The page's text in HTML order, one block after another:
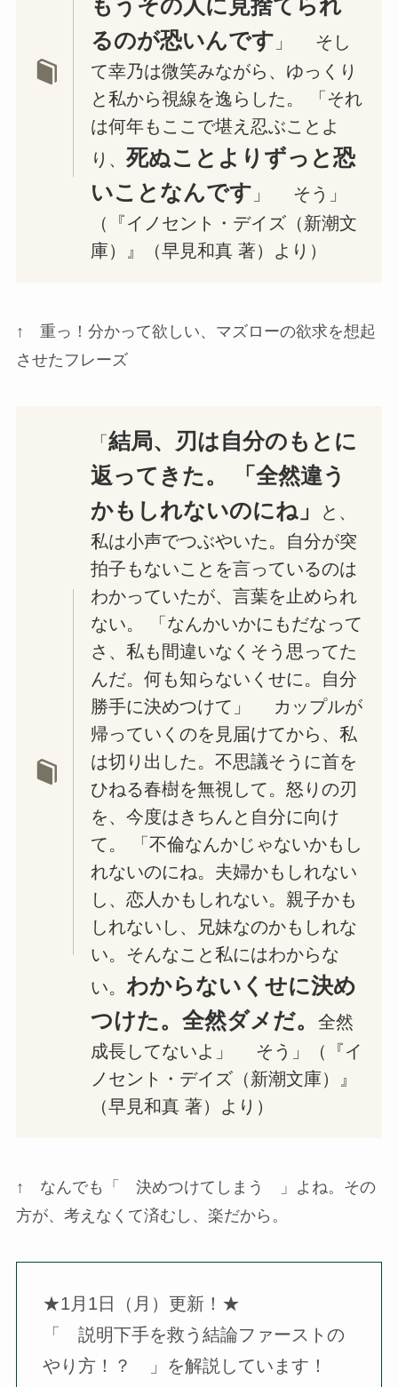
もうその人に見捨てられ
るのが恐いんです 」 そし
て幸乃は微笑みながら、ゆっくり
と私から視線を逸らした。 「それ
は何年もここで堪え忍ぶことよ
り、 死ぬことよりずっと恐
いことなんです 」 そう」
（『イノセント・デイズ（新潮文
庫）』（早見和真 著）より）
↑ 重っ！分かって欲しい、マズローの欲求を想起
させたフレーズ
「 結局、刃は自分のもとに
返ってきた。 「全然違う
かもしれないのにね」
と、
私は小声でつぶやいた。自分が突
拍子もないことを言っているのは
わかっていたが、言葉を止められ
ない。 「なんかいかにもだなって
さ、私も間違いなくそう思ってた
んだ。何も知らないくせに。自分
勝手に決めつけて」 カップルが
帰っていくのを見届けてから、私
は切り出した。不思議そうに首を
ひねる春樹を無視して。怒りの刃
を、今度はきちんと自分に向け
て。 「不倫なんかじゃないかもし
れないのにね。夫婦かもしれない
し、恋人かもしれない。親子かも
しれないし、兄妹なのかもしれな
い。そんなこと私にはわからな
い。 わからないくせに決め
つけた。全然ダメだ。
全然
成長してないよ」 そう」（『イ
ノセント・デイズ（新潮文庫）』
（早見和真 著）より）
↑ なんでも「 決めつけてしまう 」よね。その
方が、考えなくて済むし、楽だから。
★1月1日（月）更新！★
「 説明下手を救う結論ファーストの
やり方！？ 」を解説しています！